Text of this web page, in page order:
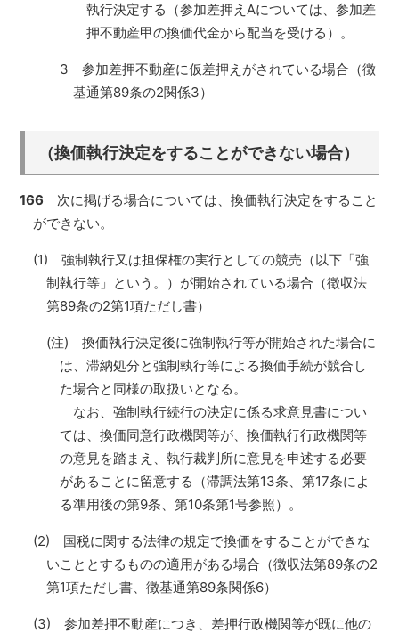
執行決定する（参加差押えAについては、参加差
押不動産甲の換価代金から配当を受ける）。
3 参加差押不動産に仮差押えがされている場合（徴
基通第89条の2関係3）
（換価執行決定をすることができない場合）
166 次に掲げる場合については、換価執行決定をすること
ができない。
(1) 強制執行又は担保権の実行としての競売（以下「強
制執行等」という。）が開始されている場合（徴収法
第89条の2第1項ただし書）
(注) 換価執行決定後に強制執行等が開始された場合に
は、滞納処分と強制執行等による換価手続が競合し
た場合と同様の取扱いとなる。
なお、強制執行続行の決定に係る求意見書につい
ては、換価同意行政機関等が、換価執行行政機関等
の意見を踏まえ、執行裁判所に意見を申述する必要
があることに留意する（滞調法第13条、第17条によ
る準用後の第9条、第10条第1号参照）。
(2) 国税に関する法律の規定で換価をすることができな
いこととするものの適用がある場合（徴収法第89条の2
第1項ただし書、徴基通第89条関係6）
(3) 参加差押不動産につき、差押行政機関等が既に他の